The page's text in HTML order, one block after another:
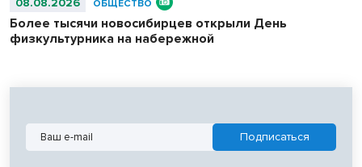
08.08.2026 ОБЩЕСТВО
Более тысячи новосибирцев открыли День
физкультурника на набережной